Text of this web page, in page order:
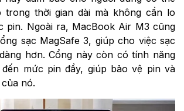
trong thời gian dài mà không cần lo
pin. Ngoài ra, MacBook Air M3 cũng
sạc MagSafe 3, giúp cho việc sạc
hơn. Cổng này còn có tính năng
mức pin đầy, giúp bảo vệ pin và
nó.